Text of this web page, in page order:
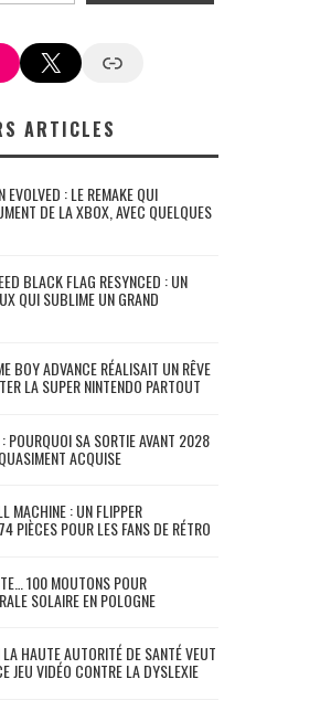
X Google News
ARTICLES
EVOLVED : LE REMAKE QUI
DE LA XBOX, AVEC QUELQUES
BLACK FLAG RESYNCED : UN
QUI SUBLIME UN GRAND
BOY ADVANCE RÉALISAIT UN RÊVE
LA SUPER NINTENDO PARTOUT
POURQUOI SA SORTIE AVANT 2028
ACQUISE
MACHINE : UN FLIPPER
PIÈCES POUR LES FANS DE RÉTRO
100 MOUTONS POUR
SOLAIRE EN POLOGNE
HAUTE AUTORITÉ DE SANTÉ VEUT
JEU VIDÉO CONTRE LA DYSLEXIE